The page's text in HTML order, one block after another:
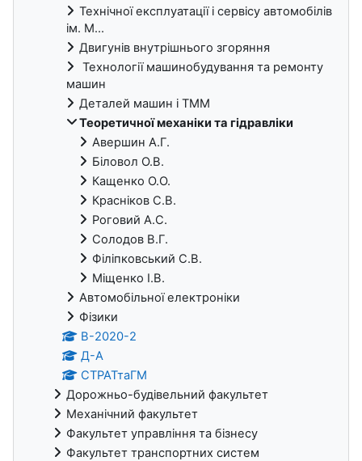
Технічної експлуатації і сервісу автомобілів
ім. М...
Двигунів внутрішнього згоряння
Технології машинобудування та ремонту
машин
Деталей машин і ТММ
Теоретичної механіки та гідравліки
Авершин А.Г.
Біловол О.В.
Кащенко О.О.
Красніков С.В.
Роговий А.С.
Солодов В.Г.
Філіпковський С.В.
Міщенко І.В.
Автомобільної електроніки
Фізики
В-2020-2
Д-А
СТРАТтаГМ
Дорожньо-будівельний факультет
Механічний факультет
Факультет управління та бізнесу
Факультет транспортних систем